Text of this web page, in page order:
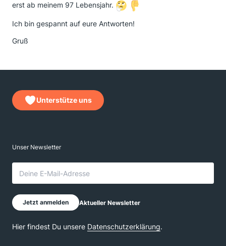
erst ab meinem 97 Lebensjahr.
Ich bin gespannt auf eure Antworten!
Gruß
Unterstütze uns